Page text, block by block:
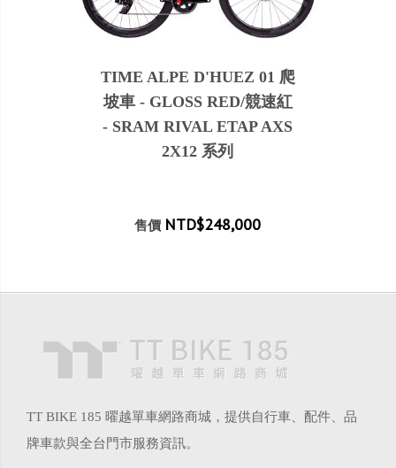
TIME ALPE D'HUEZ 01 爬
坡車 - GLOSS RED/競速紅
- SRAM RIVAL ETAP AXS
2X12 系列
售價 NTD$248,000
TT BIKE 185 曜越單車網路商城，提供自行車、配件、品
牌車款與全台門市服務資訊。